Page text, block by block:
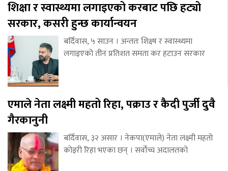
शिक्षा र स्वास्थ्यमा लगाइएको करबाट पछि हट्यो
सरकार, कसरी हुन्छ कार्यान्वयन
बर्दिवास, ५ साउन । अन्ततः शिक्ष्ष र स्वास्थ्यमा
लगाइएको तीन प्रतिशत समता कर हटाउन सरकार
एमाले नेता लक्ष्मी महतो रिहा, पक्राउ र कैदी पुर्जी दुवै
गैरकानुनी
बर्दिवास, ३२ असार । नेकपा(एमाले) नेता लक्ष्मी महतो
कोइरी रिहा भएका छन् । सर्वोच्च अदालतको